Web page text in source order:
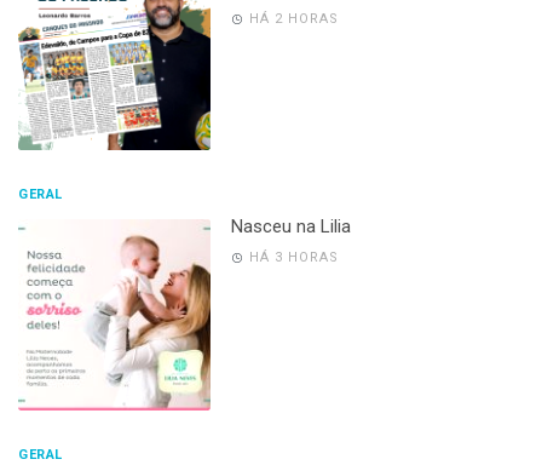
HÁ 2 HORAS
GERAL
Nasceu na Lilia
HÁ 3 HORAS
GERAL